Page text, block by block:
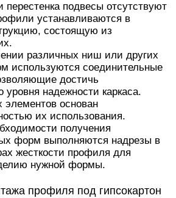
перестенка подвесы отсутствуют
устанавливаются в
состоящую из
различных ниш или других
используются соединительные
достичь
уровня надежности каркаса.
элементов основан
их использования.
получения
форм выполняются надрезы в
жесткости профиля для
нужной формы.
профиля под гипсокартон